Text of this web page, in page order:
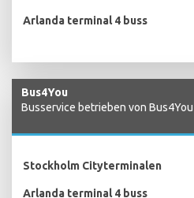
Arlanda terminal 4 buss
Bus4You
Busservice betrieben von Bus4You
Stockholm Cityterminalen
Arlanda terminal 4 buss